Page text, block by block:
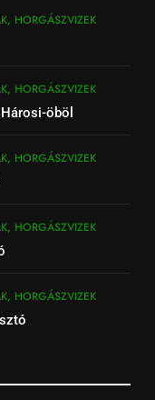
HORGÁSZVIZEK
HORGÁSZVIZEK
öböl
HORGÁSZVIZEK
HORGÁSZVIZEK
HORGÁSZVIZEK